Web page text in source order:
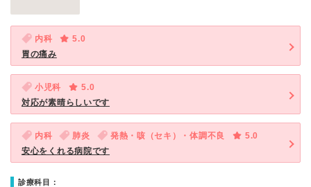
内科
5.0
胃の痛み
小児科
5.0
対応が素晴らしいです
内科 肺炎 発熱・咳（セキ）・体調不良
5.0
安心をくれる病院です
診療科目：